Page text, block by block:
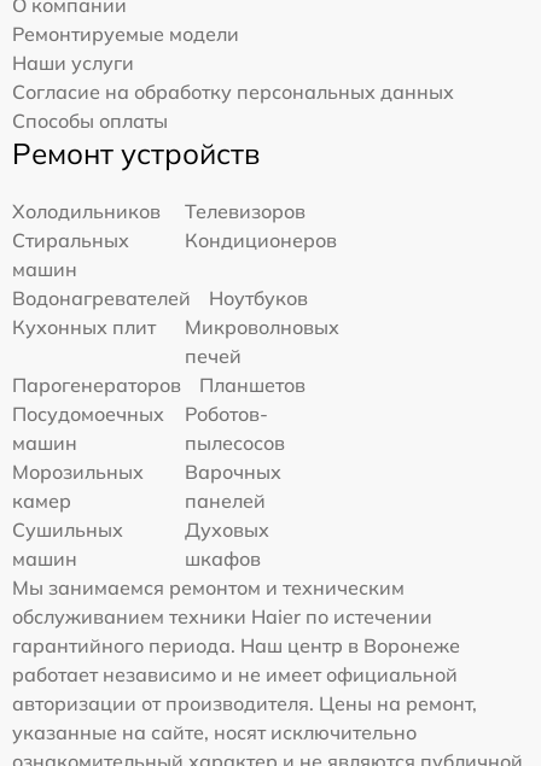
О компании
Ремонтируемые модели
Наши услуги
Согласие на обработку персональных данных
Способы оплаты
Ремонт устройств
Холодильников
Телевизоров
Стиральных
машин
Кондиционеров
Водонагревателей
Ноутбуков
Кухонных плит
Микроволновых
печей
Парогенераторов
Планшетов
Посудомоечных
машин
Роботов-
пылесосов
Морозильных
камер
Варочных
панелей
Сушильных
машин
Духовых
шкафов
Мы занимаемся ремонтом и техническим
обслуживанием техники Haier по истечении
гарантийного периода. Наш центр в Воронеже
работает независимо и не имеет официальной
авторизации от производителя. Цены на ремонт,
указанные на сайте, носят исключительно